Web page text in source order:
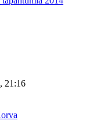
21:16